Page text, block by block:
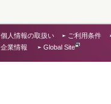
個人情報の取扱い
ご利用条件
企業情報
Global Site